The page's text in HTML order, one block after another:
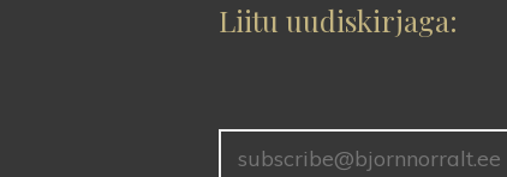
Liitu uudiskirjaga: